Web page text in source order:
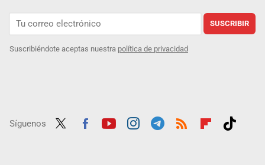
SUSCRIBIR
Suscribiéndote aceptas nuestra política de privacidad
Síguenos